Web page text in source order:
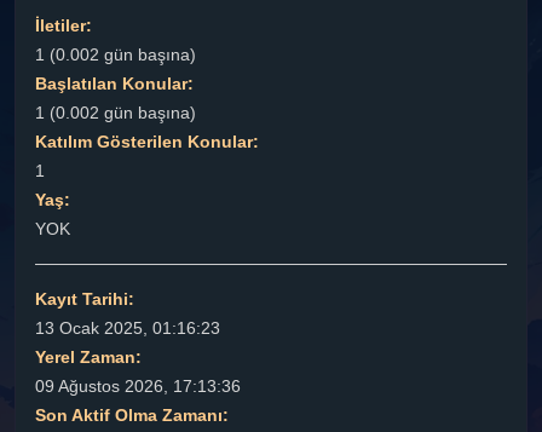
İletiler:
1 (0.002 gün başına)
Başlatılan Konular:
1 (0.002 gün başına)
Katılım Gösterilen Konular:
1
Yaş:
YOK
Kayıt Tarihi:
13 Ocak 2025, 01:16:23
Yerel Zaman:
09 Ağustos 2026, 17:13:36
Son Aktif Olma Zamanı: